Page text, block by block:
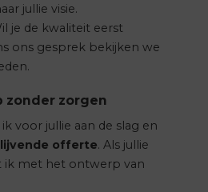
jullie visie.
je de kwaliteit eerst
ons gesprek bekijken we
zonder zorgen
voor jullie aan de slag en
offerte. Als jullie
ik met het ontwerp van